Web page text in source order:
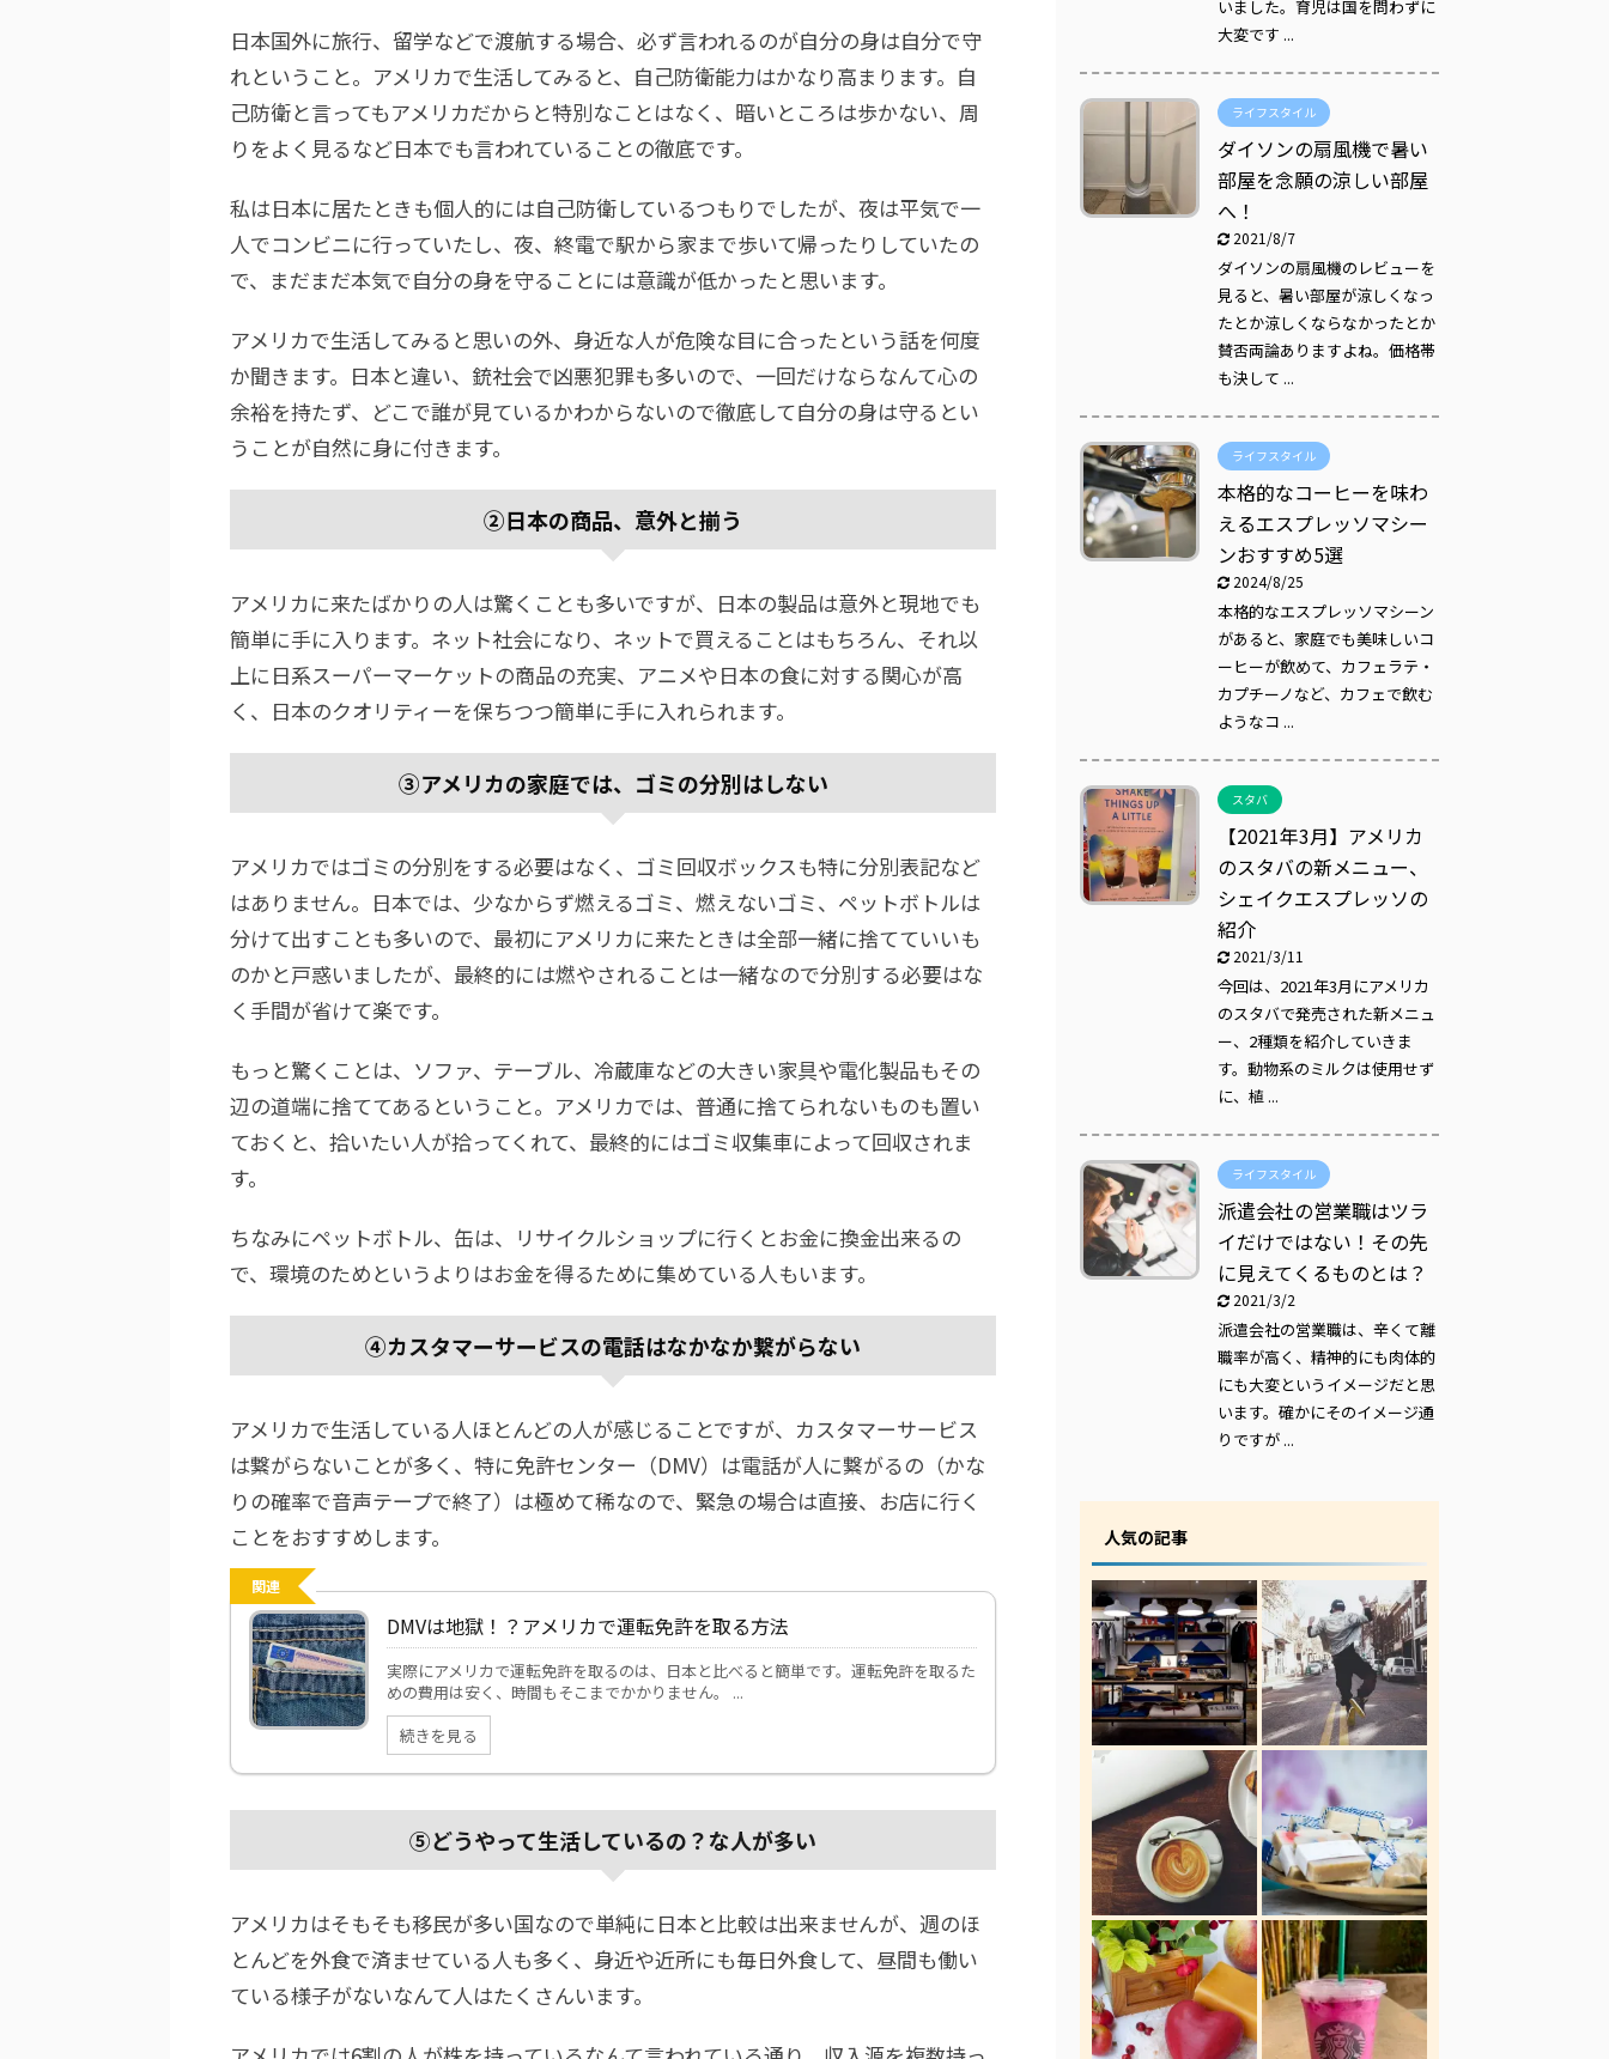
日本国外に旅行、留学などで渡航する場合、必ず言われるのが自分の身は自分で守
れということ。アメリカで生活してみると、自己防衛能力はかなり高まります。自
己防衛と言ってもアメリカだからと特別なことはなく、暗いところは歩かない、周
りをよく見るなど日本でも言われていることの徹底です。
私は日本に居たときも個人的には自己防衛しているつもりでしたが、夜は平気で一
人でコンビニに行っていたし、夜、終電で駅から家まで歩いて帰ったりしていたの
で、まだまだ本気で自分の身を守ることには意識が低かったと思います。
アメリカで生活してみると思いの外、身近な人が危険な目に合ったという話を何度
か聞きます。日本と違い、銃社会で凶悪犯罪も多いので、一回だけならなんて心の
余裕を持たず、どこで誰が見ているかわからないので徹底して自分の身は守るとい
うことが自然に身に付きます。
②日本の商品、意外と揃う
アメリカに来たばかりの人は驚くことも多いですが、日本の製品は意外と現地でも
簡単に手に入ります。ネット社会になり、ネットで買えることはもちろん、それ以
上に日系スーパーマーケットの商品の充実、アニメや日本の食に対する関心が高
く、日本のクオリティーを保ちつつ簡単に手に入れられます。
③アメリカの家庭では、ゴミの分別はしない
アメリカではゴミの分別をする必要はなく、ゴミ回収ボックスも特に分別表記など
はありません。日本では、少なからず燃えるゴミ、燃えないゴミ、ペットボトルは
分けて出すことも多いので、最初にアメリカに来たときは全部一緒に捨てていいも
のかと戸惑いましたが、最終的には燃やされることは一緒なので分別する必要はな
く手間が省けて楽です。
もっと驚くことは、ソファ、テーブル、冷蔵庫などの大きい家具や電化製品もその
辺の道端に捨ててあるということ。アメリカでは、普通に捨てられないものも置い
ておくと、拾いたい人が拾ってくれて、最終的にはゴミ収集車によって回収されま
す。
ちなみにペットボトル、缶は、リサイクルショップに行くとお金に換金出来るの
で、環境のためというよりはお金を得るために集めている人もいます。
④カスタマーサービスの電話はなかなか繋がらない
アメリカで生活している人ほとんどの人が感じることですが、カスタマーサービス
は繋がらないことが多く、特に免許センター（DMV）は電話が人に繋がるの（かな
りの確率で音声テープで終了）は極めて稀なので、緊急の場合は直接、お店に行く
ことをおすすめします。
関連
DMVは地獄！？アメリカで運転免許を取る方法
実際にアメリカで運転免許を取るのは、日本と比べると簡単です。運転免許を取るた
めの費用は安く、時間もそこまでかかりません。 ...
続きを見る
⑤どうやって生活しているの？な人が多い
アメリカはそもそも移民が多い国なので単純に日本と比較は出来ませんが、週のほ
とんどを外食で済ませている人も多く、身近や近所にも毎日外食して、昼間も働い
ている様子がないなんて人はたくさんいます。
いました。育児は国を問わずに
大変です ...
ライフスタイル
ダイソンの扇風機で暑い
部屋を念願の涼しい部屋
へ！
2021/8/7
ダイソンの扇風機のレビューを
見ると、暑い部屋が涼しくなっ
たとか涼しくならなかったとか
賛否両論ありますよね。価格帯
も決して ...
ライフスタイル
本格的なコーヒーを味わ
えるエスプレッソマシー
ンおすすめ5選
2024/8/25
本格的なエスプレッソマシーン
があると、家庭でも美味しいコ
ーヒーが飲めて、カフェラテ・
カプチーノなど、カフェで飲む
ようなコ ...
スタバ
【2021年3月】アメリカ
のスタバの新メニュー、
シェイクエスプレッソの
紹介
2021/3/11
今回は、2021年3月にアメリカ
のスタバで発売された新メニュ
ー、2種類を紹介していきま
す。動物系のミルクは使用せず
に、植 ...
ライフスタイル
派遣会社の営業職はツラ
イだけではない！その先
に見えてくるものとは？
2021/3/2
派遣会社の営業職は、辛くて離
職率が高く、精神的にも肉体的
にも大変というイメージだと思
います。確かにそのイメージ通
りですが ...
人気の記事